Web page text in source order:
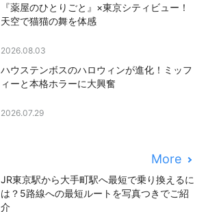
『薬屋のひとりごと』×東京シティビュー！
天空で猫猫の舞を体感
2026.08.03
ハウステンボスのハロウィンが進化！ミッフ
ィーと本格ホラーに大興奮
2026.07.29
More
JR東京駅から大手町駅へ最短で乗り換えるに
は？5路線への最短ルートを写真つきでご紹
介